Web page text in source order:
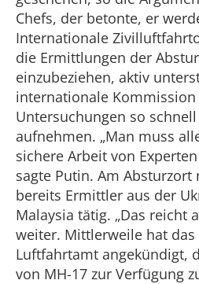
Chefs, der betonte, er
Internationale
die Ermittlungen der
einzubeziehen, aktiv
internationale
Untersuchungen so
aufnehmen. „Man muss
sichere Arbeit von
sagte Putin. Am Absturzort
bereits Ermittler aus der
Malaysia tätig. „Das reicht
weiter. Mittlerweile hat das
Luftfahrtamt angekündigt,
von MH-17 zur Verfügung